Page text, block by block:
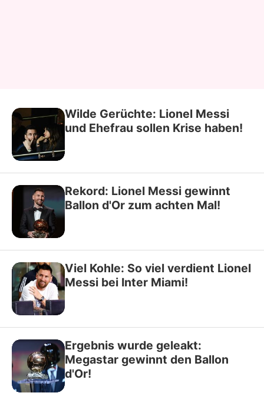
Wilde Gerüchte: Lionel Messi
und Ehefrau sollen Krise haben!
Rekord: Lionel Messi gewinnt
Ballon d'Or zum achten Mal!
Viel Kohle: So viel verdient Lionel
Messi bei Inter Miami!
Ergebnis wurde geleakt:
Megastar gewinnt den Ballon
d'Or!